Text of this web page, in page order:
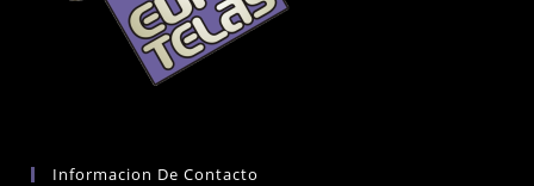
Informacion De Contacto